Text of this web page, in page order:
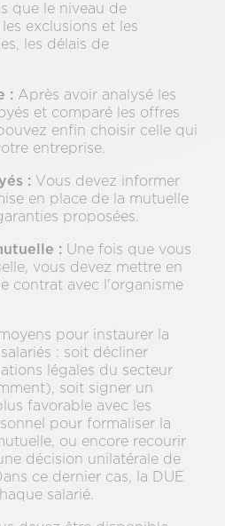
que le niveau de
exclusions et les
les délais de
: Après avoir analysé les
et comparé les offres
enfin choisir celle qui
entreprise.
: Vous devez informer
en place de la mutuelle
proposées.
: Une fois que vous
vous devez mettre en
contrat avec l'organisme
pour instaurer la
: soit décliner
légales du secteur
soit signer un
favorable avec les
pour formaliser la
ou encore recourir
décision unilatérale de
ce dernier cas, la DUE
salarié.